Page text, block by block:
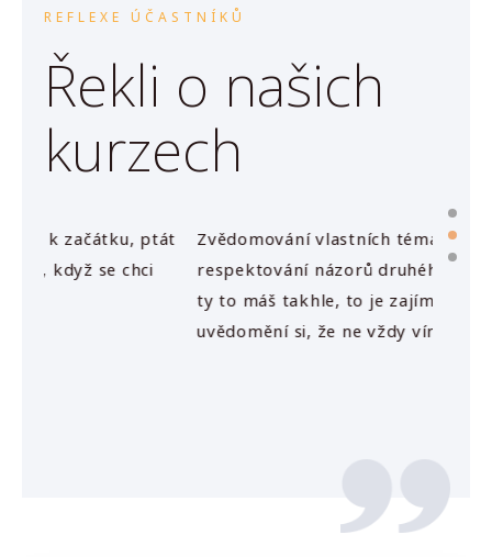
REFLEXE ÚČASTNÍKŮ
Řekli o našich
kurzech
Zvědomování vlastních témat – přijetí a
respektování názorů druhého člověka – „Aha,
ty to máš takhle, to je zajímavý“ – bolestné
uvědomění si, že ne vždy vím vše nejlíp.